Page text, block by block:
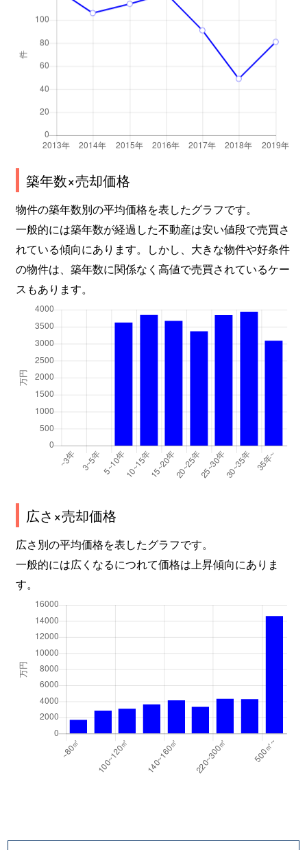
築年数×売却価格
物件の築年数別の平均価格を表したグラフです。
一般的には築年数が経過した不動産は安い値段で売買さ
れている傾向にあります。しかし、大きな物件や好条件
の物件は、築年数に関係なく高値で売買されているケー
スもあります。
広さ×売却価格
広さ別の平均価格を表したグラフです。
一般的には広くなるにつれて価格は上昇傾向にありま
す。